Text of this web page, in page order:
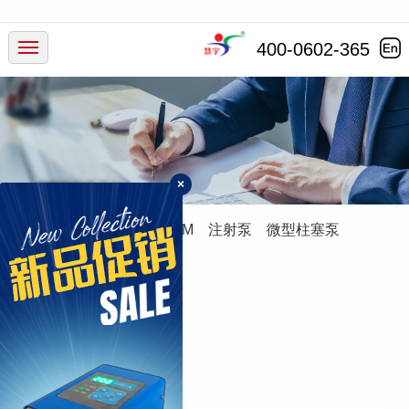
400-0602-365
产品中心
行业应用
服务支持
走进慧宇
蠕动泵 灌装系统 ODM 注射泵 微型柱塞泵
进
×